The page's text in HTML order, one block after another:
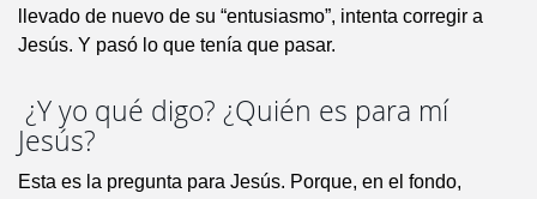
llevado de nuevo de su “entusiasmo”, intenta corregir a
Jesús. Y pasó lo que tenía que pasar.
¿Y yo qué digo? ¿Quién es para mí
Jesús?
Esta es la pregunta para Jesús. Porque, en el fondo,